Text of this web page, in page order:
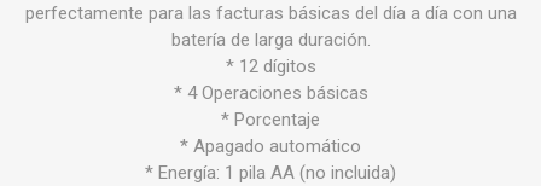
perfectamente para las facturas básicas del día a día con una
batería de larga duración.
* 12 dígitos
* 4 Operaciones básicas
* Porcentaje
* Apagado automático
* Energía: 1 pila AA (no incluida)